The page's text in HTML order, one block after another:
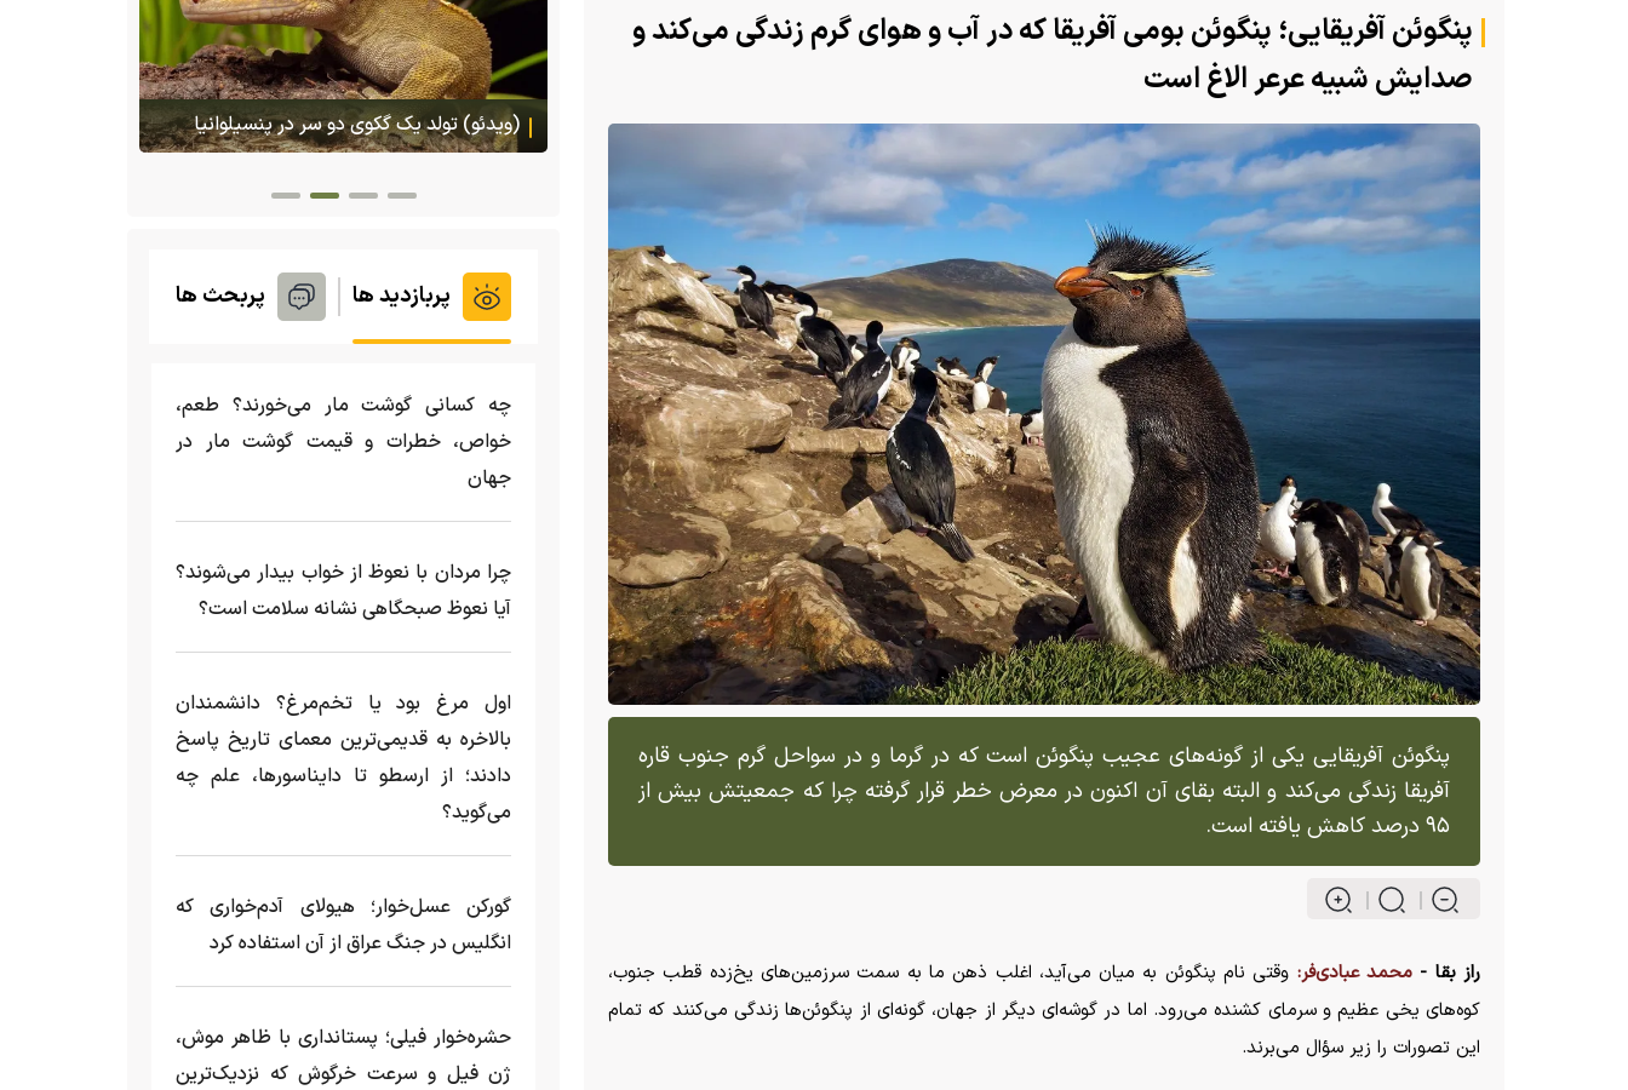
پنگوئن آفریقایی؛ پنگوئن بومی آفریقا که در آب و هوای گرم زندگی می‌کند و
صدایش شبیه عرعر الاغ است
پنگوئن آفریقایی یکی از گونه‌های عجیب پنگوئن است که در گرما و در سواحل گرم جنوب قاره
آفریقا زندگی می‌کند و البته بقای آن اکنون در معرض خطر قرار گرفته چرا که جمعیتش بیش از
۹۵ درصد کاهش یافته است.
راز بقا - محمد عبادی‌فر: وقتی نام پنگوئن به میان می‌آید، اغلب ذهن ما به سمت سرزمین‌های یخ‌زده قطب جنوب،
کوه‌های یخی عظیم و سرمای کشنده می‌رود. اما در گوشه‌ای دیگر از جهان، گونه‌ای از پنگوئن‌ها زندگی می‌کنند که تمام
این تصورات را زیر سؤال می‌برند.
(ویدئو +16) تصاویری هولناک از یک سگ با فَک
کاملا شکسته؛ ادامه زندگی سگ فقط با یک فک
(ویدئو) تولد یک گکوی دو سر در پنسیلوانیا
هجوم یک بزمجه غول‌پیکر به یک سوپرمارکت در
تایلند
پربازدید ها پربحث ها
چه کسانی گوشت مار می‌خورند؟ طعم،
خواص، خطرات و قیمت گوشت مار در
جهان
چرا مردان با نعوظ از خواب بیدار می‌شوند؟
آیا نعوظ صبحگاهی نشانه سلامت است؟
اول مرغ بود یا تخم‌مرغ؟ دانشمندان
بالاخره به قدیمی‌ترین معمای تاریخ پاسخ
دادند؛ از ارسطو تا دایناسورها، علم چه
می‌گوید؟
گورکن عسل‌خوار؛ هیولای آدم‌خواری که
انگلیس در جنگ عراق از آن استفاده کرد
حشره‌خوار فیلی؛ پستانداری با ظاهر موش،
ژن فیل و سرعت خرگوش که نزدیک‌ترین